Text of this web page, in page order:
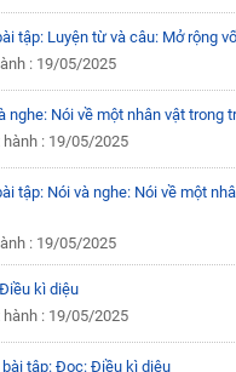
tập: Luyện từ và câu: Mở rộng
: 19/05/2025
nghe: Nói về một nhân vật trong
: 19/05/2025
tập: Nói và nghe: Nói về một
: 19/05/2025
kì diệu
: 19/05/2025
bài tập: Đọc: Điều kì diệu